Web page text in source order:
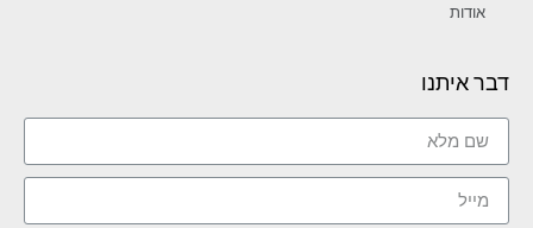
אודות
דבר איתנו